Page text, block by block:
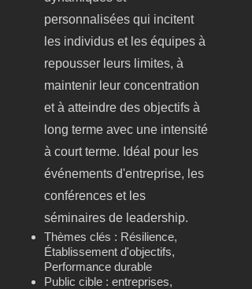
personnalisées qui incitent
les individus et les équipes à
repousser leurs limites, à
maintenir leur concentration
et à atteindre des objectifs à
long terme avec une intensité
à court terme. Idéal pour les
événements d'entreprise, les
conférences et les
séminaires de leadership.
Thèmes clés : Résilience,
Établissement d'objectifs,
Performance durable
Public cible : entreprises,